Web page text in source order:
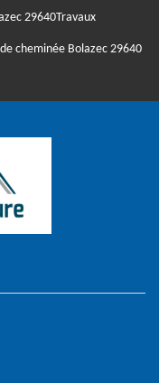
29640Travaux
cheminée Bolazec 29640